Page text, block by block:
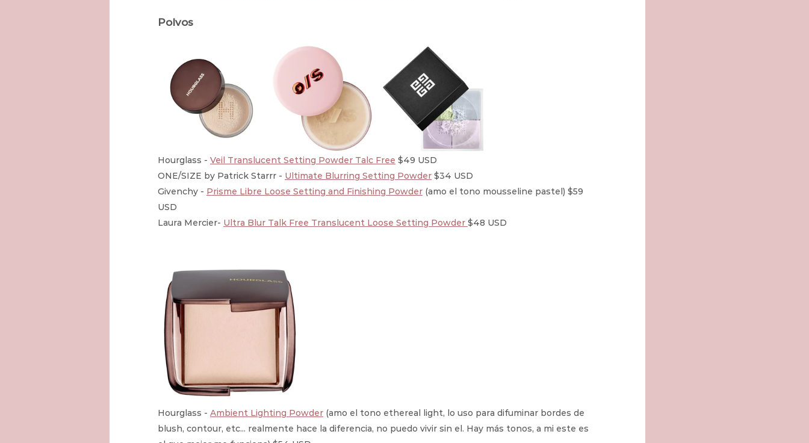
Polvos
Hourglass - Veil Translucent Setting Powder Talc Free $49 USD
ONE/SIZE by Patrick Starrr - Ultimate Blurring Setting Powder $34 USD
Givenchy - Prisme Libre Loose Setting and Finishing Powder (amo el tono mousseline pastel) $59
USD
Laura Mercier- Ultra Blur Talk Free Translucent Loose Setting Powder $48 USD
Hourglass - Ambient Lighting Powder (amo el tono ethereal light, lo uso para difuminar bordes de
blush, contour, etc... realmente hace la diferencia, no puedo vivir sin el. Hay más tonos, a mi este es